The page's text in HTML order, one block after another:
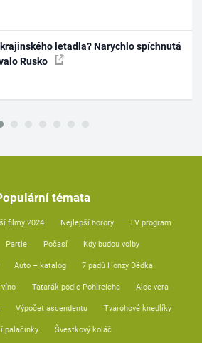
letadla? Narychlo spíchnutá
Rusko
témata
filmy 2024 Nejlepší horory TV program
Partie Počasí Kdy budou volby
Auto – katalog 7 pádů Honzy Dědka
víno Tatarák podle Pohlreicha Aloe vera
Výpočet ascendentu Tvarohové knedlíky
palačinky Švestkový koláč